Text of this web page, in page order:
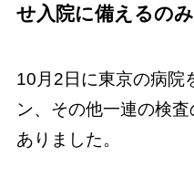
せ入院に備えるのみ
10月2日に東京の病院
ン、その他一連の検
ありました。